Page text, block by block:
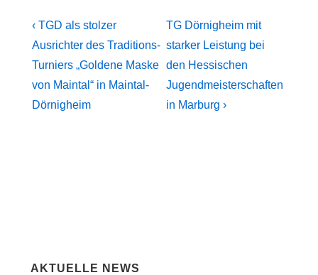
Beitragsnavigation
Previous
Post
is
‹ TGD als stolzer
Ausrichter des Traditions-
Turniers „Goldene Maske
von Maintal“ in Maintal-
Dörnigheim
Next
Post
is
TG Dörnigheim mit
starker Leistung bei
den Hessischen
Jugendmeisterschaften
in Marburg ›
AKTUELLE NEWS